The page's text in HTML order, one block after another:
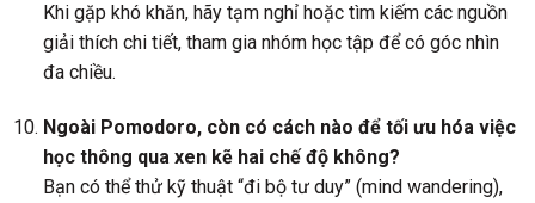
Khi gặp khó khăn, hãy tạm nghỉ hoặc tìm kiếm các nguồn
giải thích chi tiết, tham gia nhóm học tập để có góc nhìn
đa chiều.
Ngoài Pomodoro, còn có cách nào để tối ưu hóa việc
học thông qua xen kẽ hai chế độ không?
Bạn có thể thử kỹ thuật “đi bộ tư duy” (mind wandering),